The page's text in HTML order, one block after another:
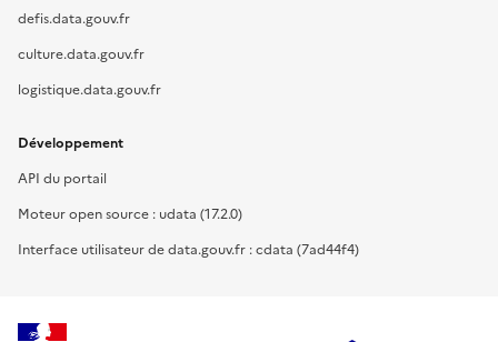
defis.data.gouv.fr
culture.data.gouv.fr
logistique.data.gouv.fr
Développement
API du portail
Moteur open source : udata (17.2.0)
Interface utilisateur de data.gouv.fr : cdata (7ad44f4)